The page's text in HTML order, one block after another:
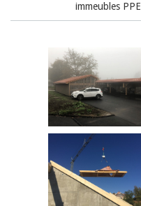
immeubles PPE